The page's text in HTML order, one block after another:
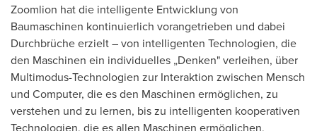
Zoomlion hat die intelligente Entwicklung von
Baumaschinen kontinuierlich vorangetrieben und dabei
Durchbrüche erzielt – von intelligenten Technologien, die
den Maschinen ein individuelles „Denken" verleihen, über
Multimodus-Technologien zur Interaktion zwischen Mensch
und Computer, die es den Maschinen ermöglichen, zu
verstehen und zu lernen, bis zu intelligenten kooperativen
Technologien, die es allen Maschinen ermöglichen,